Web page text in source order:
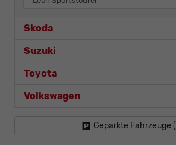
Skoda
Suzuki
Toyota
Volkswagen
Geparkte Fahrzeuge (